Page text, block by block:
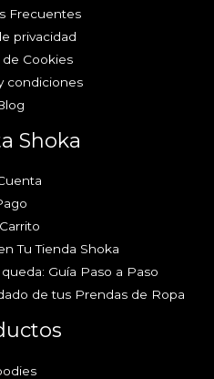
Frecuentes
privacidad
de Cookies
condiciones
Shoka
Tu Tienda Shoka
Guía Paso a Paso
de tus Prendas de Ropa